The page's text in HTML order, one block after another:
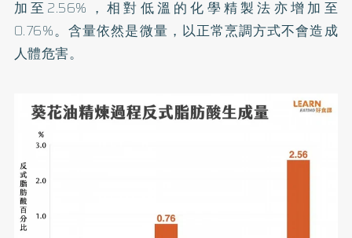
加至2.56%，相對低溫的化學精製法亦增加至
0.76%。含量依然是微量，以正常烹調方式不會造成
人體危害。